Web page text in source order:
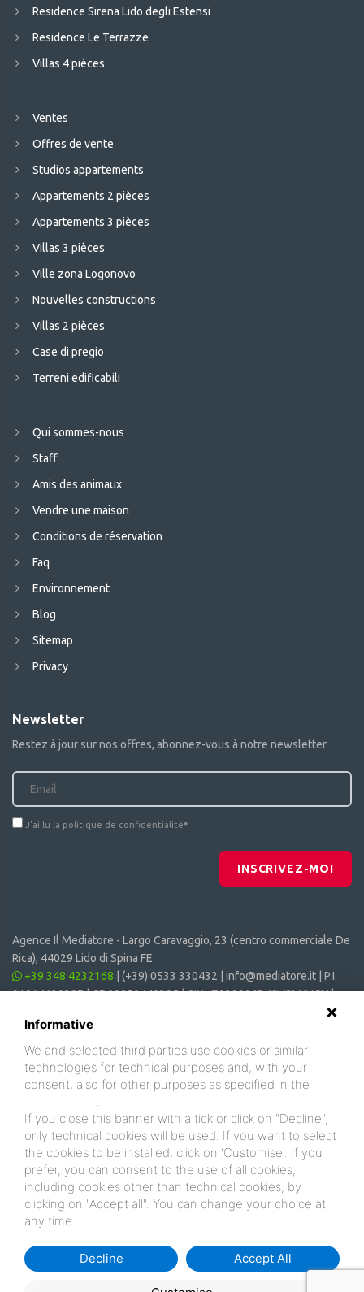
Residence Sirena Lido degli Estensi
Residence Le Terrazze
Villas 4 pièces
Ventes
Offres de vente
Studios appartements
Appartements 2 pièces
Appartements 3 pièces
Villas 3 pièces
Ville zona Logonovo
Nouvelles constructions
Villas 2 pièces
Case di pregio
Terreni edificabili
Qui sommes-nous
Staff
Amis des animaux
Vendre une maison
Conditions de réservation
Faq
Environnement
Blog
Sitemap
Privacy
Newsletter
Restez à jour sur nos offres, abonnez-vous à notre newsletter
J'ai lu la politique de confidentialité*
INSCRIVEZ-MOI
Agence Il Mediatore - Largo Caravaggio, 23 (centro commerciale De
Rica), 44029 Lido di Spina FE
+39 348 4232168
(+39) 0533 330432 info@mediatore.it | P.I.
01014620387 | CF 00870440385 | CIN: IT038006B4SVSM6JCV |
Informative
We and selected third parties use cookies or similar
technologies for technical purposes and, with your
consent, also for other purposes as specified in the
.
If you close this banner with a tick or click on "Decline",
only technical cookies will be used. If you want to select
the cookies to be installed, click on 'Customise'. If you
prefer, you can consent to the use of all cookies,
including cookies other than technical cookies, by
clicking on "Accept all". You can change your choice at
any time.
Decline Accept All